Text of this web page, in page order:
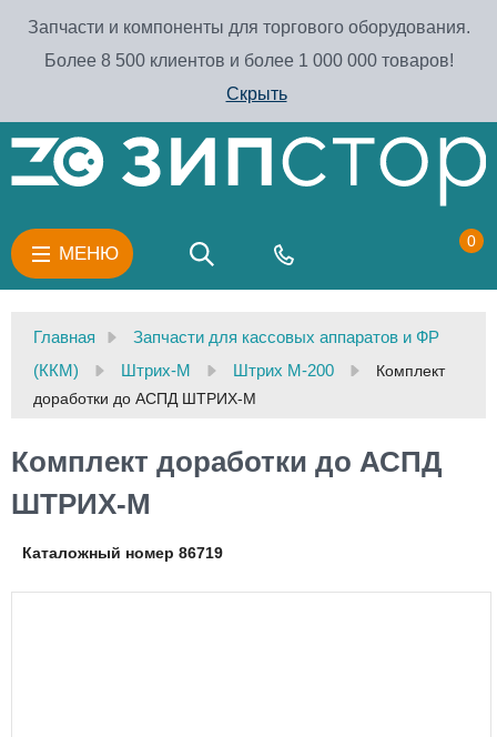
Запчасти и компоненты для торгового оборудования.
Более 8 500 клиентов и более 1 000 000 товаров!
Скрыть
МЕНЮ
0
Главная
Запчасти для кассовых аппаратов и ФР
(ККМ)
Штрих-М Штрих М-200
Комплект
доработки до АСПД ШТРИХ-М
Комплект доработки до АСПД
ШТРИХ-М
Каталожный номер 86719